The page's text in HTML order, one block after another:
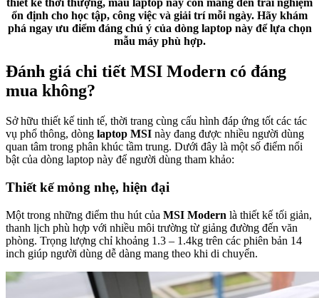
thiết kế thời thượng, mẫu laptop này còn mang đến trải nghiệm
ổn định cho học tập, công việc và giải trí mỗi ngày. Hãy khám
phá ngay ưu điểm đáng chú ý của dòng laptop này để lựa chọn
mẫu máy phù hợp.
Đánh giá chi tiết MSI Modern có đáng
mua không?
Sở hữu thiết kế tinh tế, thời trang cùng cấu hình đáp ứng tốt các tác
vụ phổ thông, dòng laptop MSI này đang được nhiều người dùng
quan tâm trong phân khúc tầm trung. Dưới đây là một số điểm nổi
bật của dòng laptop này để người dùng tham khảo:
Thiết kế mỏng nhẹ, hiện đại
Một trong những điểm thu hút của MSI Modern là thiết kế tối giản,
thanh lịch phù hợp với nhiều môi trường từ giảng đường đến văn
phòng. Trọng lượng chỉ khoảng 1.3 – 1.4kg trên các phiên bản 14
inch giúp người dùng dễ dàng mang theo khi di chuyển.